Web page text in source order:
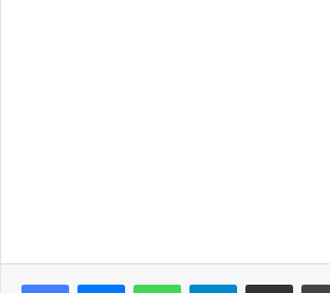
FacebookMessengerWhatsAppTelegramShare via Email